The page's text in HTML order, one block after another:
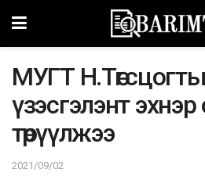
МУГТ
үзэсгэлэнт
төрүүлжээ
2021/09/02